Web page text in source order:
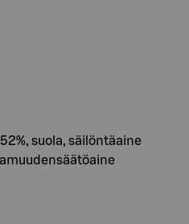
suola, säilöntäaine